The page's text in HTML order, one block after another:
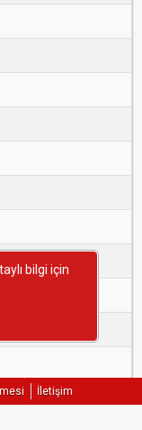
İletişim
bilgi için